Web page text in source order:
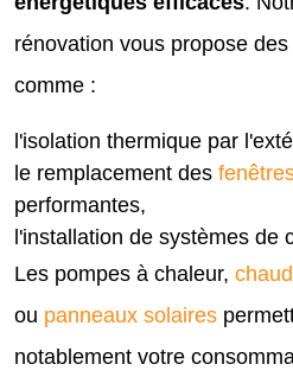
rénovation vous propose
comme :
l'isolation thermique par
le remplacement des
performantes,
l'installation de systèmes de
Les pompes à chaleur,
ou panneaux solaires
notablement votre